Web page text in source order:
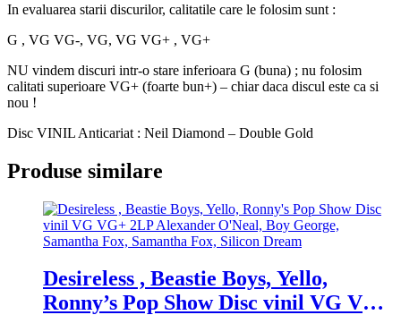
In evaluarea starii discurilor, calitatile care le folosim sunt :
G , VG VG-, VG, VG VG+ , VG+
NU vindem discuri intr-o stare inferioara G (buna) ; nu folosim
calitati superioare VG+ (foarte bun+) – chiar daca discul este ca si
nou !
Disc VINIL Anticariat : Neil Diamond – Double Gold
Produse similare
Desireless , Beastie Boys, Yello,
Ronny’s Pop Show Disc vinil VG VG+